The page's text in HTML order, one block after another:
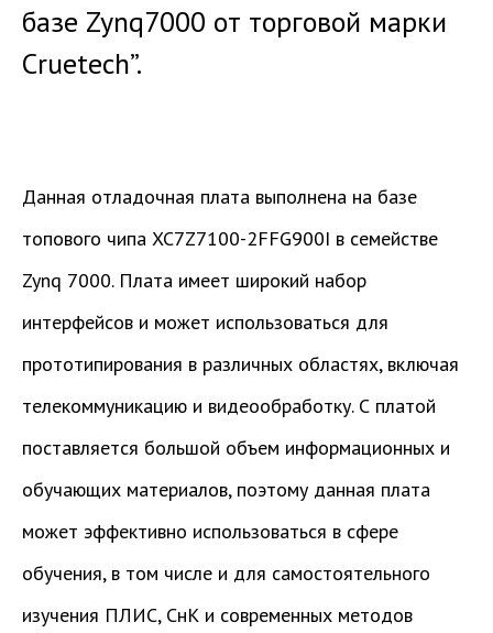
базе Zynq7000 от торговой марки
Cruetech”.
Данная отладочная плата выполнена на базе
топового чипа XC7Z7100-2FFG900I в семействе
Zynq 7000. Плата имеет широкий набор
интерфейсов и может использоваться для
прототипирования в различных областях, включая
телекоммуникацию и видеообработку. С платой
поставляется большой объем информационных и
обучающих материалов, поэтому данная плата
может эффективно использоваться в сфере
обучения, в том числе и для самостоятельного
изучения ПЛИС, СнК и современных методов